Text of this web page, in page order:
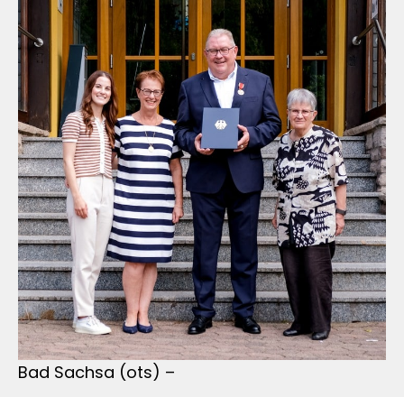
Bad Sachsa (ots) –